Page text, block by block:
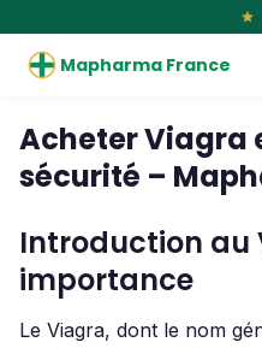
Mapharma France
Acheter Viagra
sécurité –
Introduction au
importance
Le Viagra, dont le nom